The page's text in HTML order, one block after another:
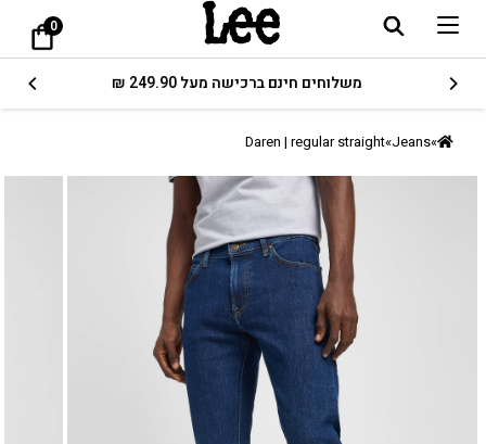
0
משלוחים חינם ברכישה מעל 249.90 ₪
»
Jeans
»
Daren | regular straight